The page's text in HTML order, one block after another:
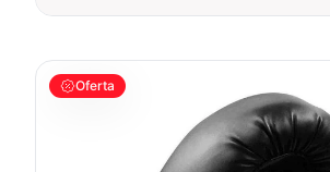
Guante Boxeo PRO 14 OZ NEGRO - 74001
Oferta